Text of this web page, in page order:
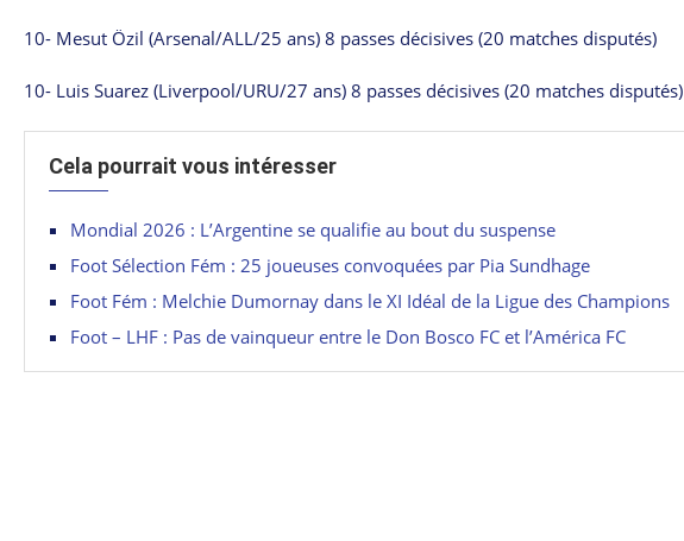
10- Mesut Özil (Arsenal/ALL/25 ans) 8 passes décisives (20 matches disputés)
10- Luis Suarez (Liverpool/URU/27 ans) 8 passes décisives (20 matches disputés)
Cela pourrait vous intéresser
Mondial 2026 : L’Argentine se qualifie au bout du suspense
Foot Sélection Fém : 25 joueuses convoquées par Pia Sundhage
Foot Fém : Melchie Dumornay dans le XI Idéal de la Ligue des Champions
Foot – LHF : Pas de vainqueur entre le Don Bosco FC et l’América FC